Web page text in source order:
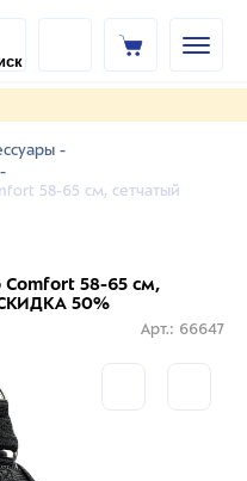
-
58-65 см, сетчатый
58-65 см,
СКИДКА 50%
Арт.: 66647